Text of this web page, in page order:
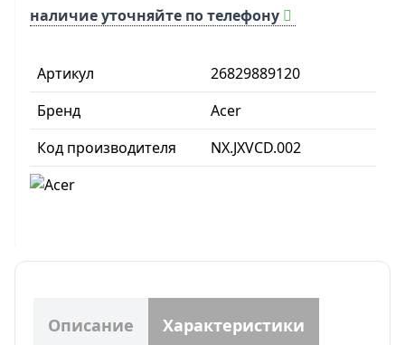
Артикул
26829889120
Бренд
Acer
Код производителя
NX.JXVCD.002
наличие уточняйте по телефону
Описание Характеристики